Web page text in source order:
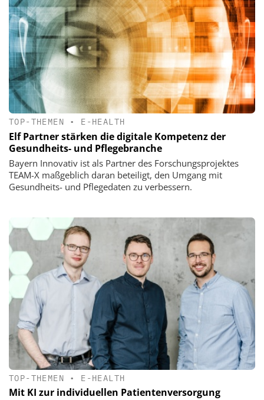
TOP-THEMEN • E-HEALTH
Elf Partner stärken die digitale Kompetenz der
Gesundheits- und Pflegebranche
Bayern Innovativ ist als Partner des Forschungsprojektes
TEAM-X maßgeblich daran beteiligt, den Umgang mit
Gesundheits- und Pflegedaten zu verbessern.
TOP-THEMEN • E-HEALTH
Mit KI zur individuellen Patientenversorgung